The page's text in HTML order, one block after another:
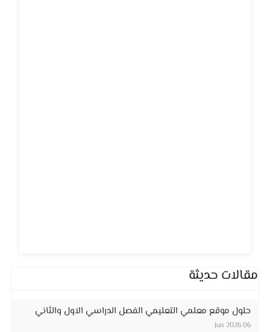
مقالات حديثة
حلول موقع معلمي التعليمي الفصل الدراسي الاول والثاني
06 Jun 2026